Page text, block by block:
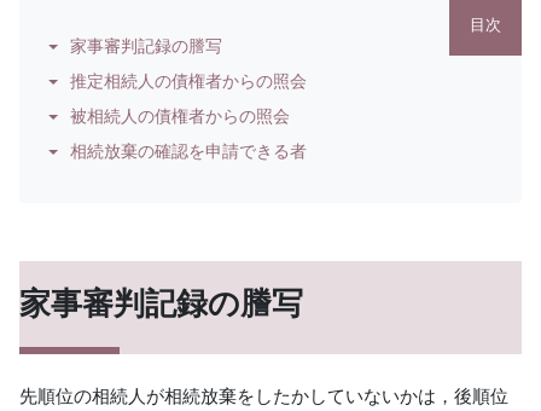
目次
家事審判記録の謄写
推定相続人の債権者からの照会
被相続人の債権者からの照会
相続放棄の確認を申請できる者
家事審判記録の謄写
先順位の相続人が相続放棄をしたかしていないかは，後順位